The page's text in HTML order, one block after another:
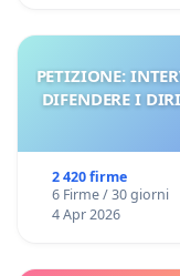
PETIZIONE:
DIFENDERE I
2 420 firme
6 Firme / 30 giorni
4 Apr 2026